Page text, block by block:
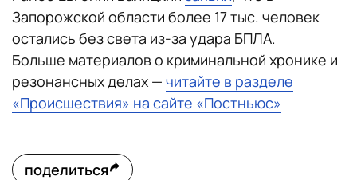
Запорожской области более 17 тыс. человек
остались без света из-за удара БПЛА.
Больше материалов о криминальной хронике и
резонансных делах — читайте в разделе
«Происшествия» на сайте «Постньюс»
поделиться